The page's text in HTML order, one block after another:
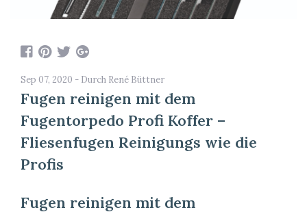
Sep 07, 2020 - Durch René Büttner
Fugen reinigen mit dem
Fugentorpedo Profi Koffer –
Fliesenfugen Reinigungs wie die
Profis
Fugen reinigen mit dem